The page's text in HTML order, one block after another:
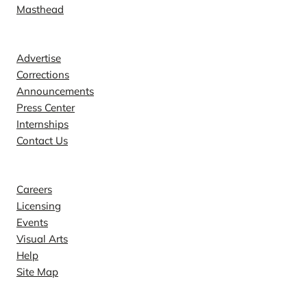
Masthead
Advertise
Corrections
Announcements
Press Center
Internships
Contact Us
Careers
Licensing
Events
Visual Arts
Help
Site Map